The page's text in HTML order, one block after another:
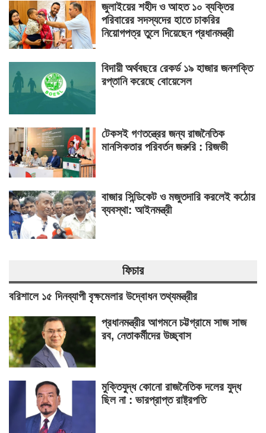
জুলাইয়ের শহীদ ও আহত ১০ ব্যক্তির
পরিবারের সদস্যদের হাতে চাকরির
নিয়োগপত্র তুলে দিয়েছেন প্রধানমন্ত্রী
বিদায়ী অর্থবছরে রেকর্ড ১৯ হাজার জনশক্তি
রপ্তানি করেছে বোয়েসেল
টেকসই গণতন্ত্রের জন্য রাজনৈতিক
মানসিকতার পরিবর্তন জরুরি : রিজভী
বাজার সিন্ডিকেট ও মজুতদারি করলেই কঠোর
ব্যবস্থা: আইনমন্ত্রী
ফিচার
বরিশালে ১৫ দিনব্যাপী বৃক্ষমেলার উদ্বোধন তথ্যমন্ত্রীর
প্রধানমন্ত্রীর আগমনে চট্টগ্রামে সাজ সাজ
রব, নেতাকর্মীদের উচ্ছ্বাস
মুক্তিযুদ্ধ কোনো রাজনৈতিক দলের যুদ্ধ
ছিল না : ভারপ্রাপ্ত রাষ্ট্রপতি